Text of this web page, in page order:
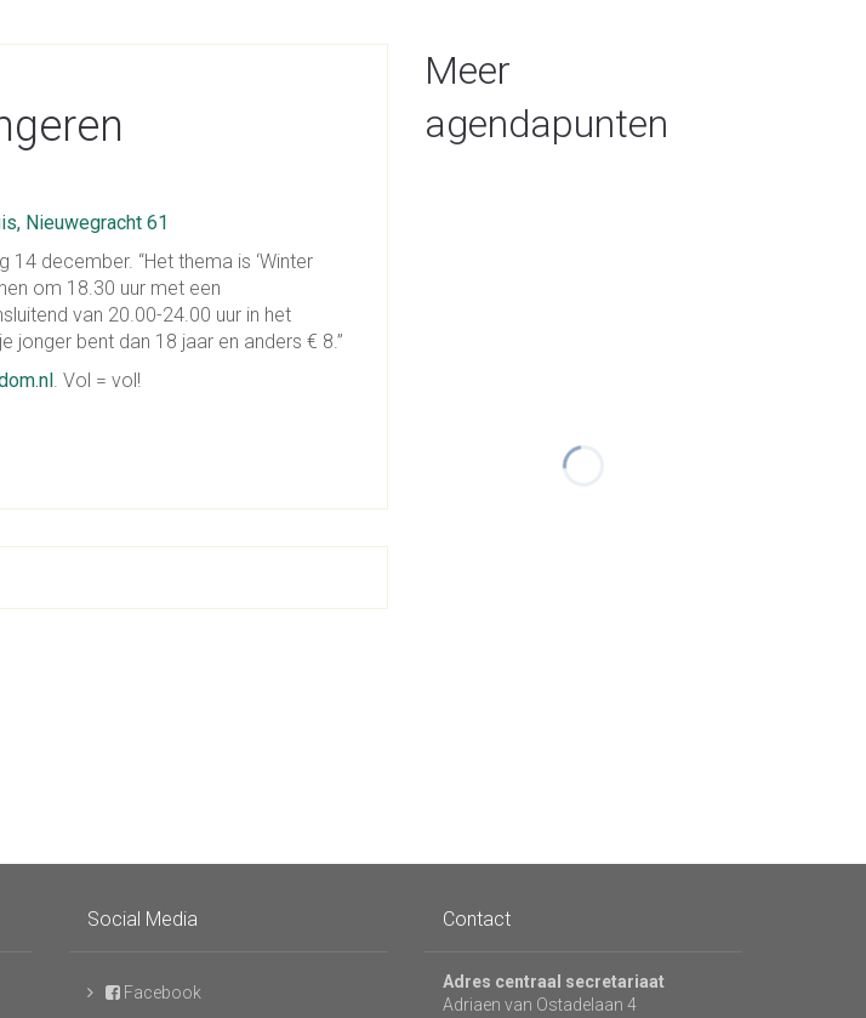
Nieuwegracht 61
december. “Het thema is ‘Winter
om 18.30 uur met een
van 20.00-24.00 uur in het
jonger bent dan 18 jaar en anders € 8.”
. Vol = vol!
Meer
agendapunten
Social Media
Facebook
Contact
Adres centraal secretariaat
Adriaen van Ostadelaan 4